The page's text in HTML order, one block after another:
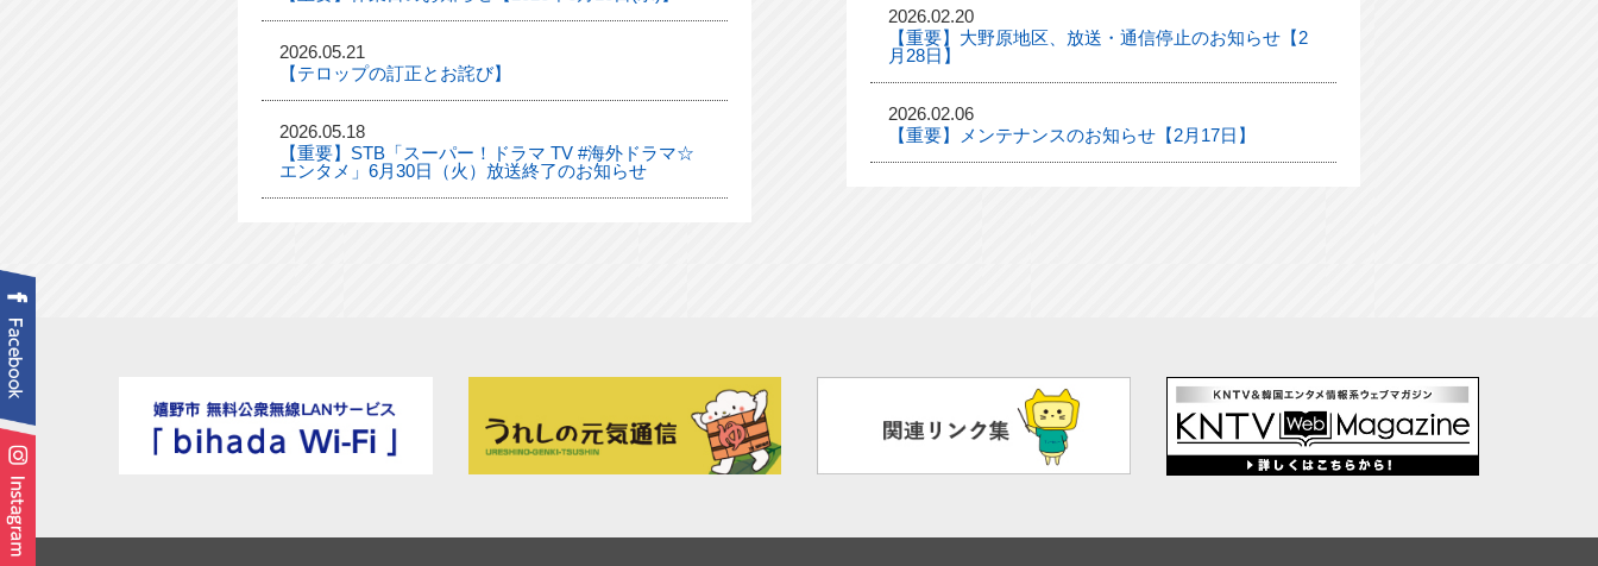
2026.05.21
【テロップの訂正とお詫び】
2026.05.18
【重要】STB「スーパー！ドラマ TV #海外ドラマ☆
エンタメ」6月30日（火）放送終了のお知らせ
2026.02.20
【重要】大野原地区、放送・通信停止のお知らせ【2
月28日】
2026.02.06
【重要】メンテナンスのお知らせ【2月17日】